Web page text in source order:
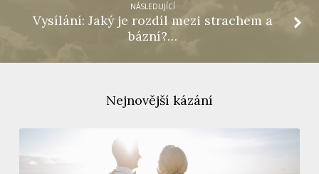
NÁSLEDUJÍCÍ
Vysílání: Jaký je rozdíl mezi strachem a
bázní?…
Nejnovější kázání